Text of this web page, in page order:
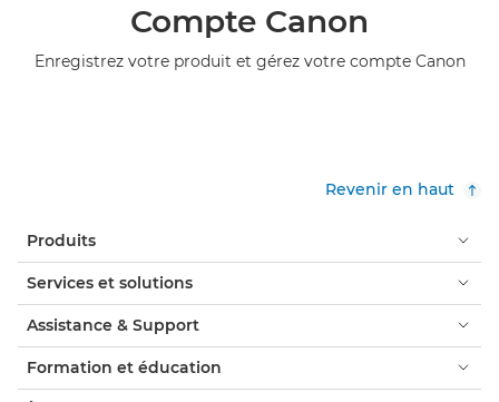
Compte Canon
Enregistrez votre produit et gérez votre compte Canon
Revenir en haut
Produits
Services et solutions
Assistance & Support
Formation et éducation